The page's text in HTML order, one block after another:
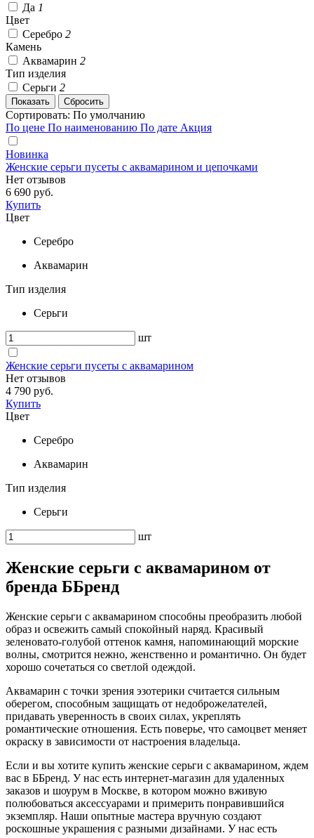
Да 1
Цвет
Серебро 2
Камень
Аквамарин 2
Тип изделия
Серьги 2
Сортировать: По умолчанию
По цене По наименованию По дате Акция
Новинка
Женские серьги пусеты с аквамарином и цепочками
Нет отзывов
6 690 руб.
Купить
Цвет
Серебро
Аквамарин
Тип изделия
Серьги
шт
Женские серьги пусеты с аквамарином
Нет отзывов
4 790 руб.
Купить
Цвет
Серебро
Аквамарин
Тип изделия
Серьги
шт
Женские серьги с аквамарином от
бренда ББренд
Женские серьги с аквамарином способны преобразить любой
образ и освежить самый спокойный наряд. Красивый
зеленовато-голубой оттенок камня, напоминающий морские
волны, смотрится нежно, женственно и романтично. Он будет
хорошо сочетаться со светлой одеждой.
Аквамарин с точки зрения эзотерики считается сильным
оберегом, способным защищать от недоброжелателей,
придавать уверенность в своих силах, укреплять
романтические отношения. Есть поверье, что самоцвет меняет
окраску в зависимости от настроения владельца.
Если и вы хотите купить женские серьги с аквамарином, ждем
вас в ББренд. У нас есть интернет-магазин для удаленных
заказов и шоурум в Москве, в котором можно вживую
полюбоваться аксессуарами и примерить понравившийся
экземпляр. Наши опытные мастера вручную создают
роскошные украшения с разными дизайнами. У нас есть